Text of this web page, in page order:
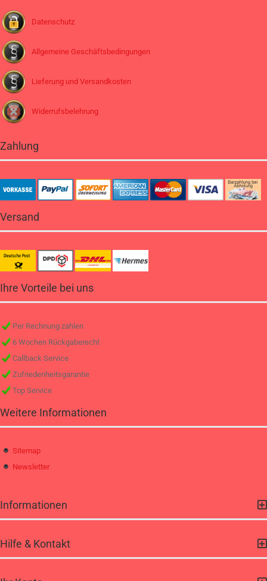
Datenschutz
Allgemeine Geschäftsbedingungen
Lieferung und Versandkosten
Widerrufsbelehrung
Zahlung
Versand
Ihre Vorteile bei uns
Per Rechnung zahlen
6 Wochen Rückgaberecht
Callback Service
Zufriedenheitsgarantie
Top Service
Weitere Informationen
Sitemap
Newsletter
Informationen
Hilfe & Kontakt